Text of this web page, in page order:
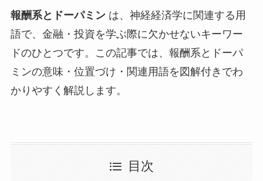
報酬系とドーパミンは、神経経済学に関連する用
語で、金融・投資を学ぶ際に欠かせないキーワー
ドのひとつです。この記事では、報酬系とドーパ
ミンの意味・位置づけ・関連用語を図解付きでわ
かりやすく解説します。
目次